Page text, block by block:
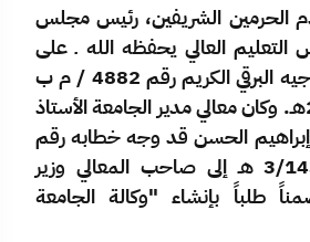
الحرمين الشريفين، رئيس مجلس
التعليم العالي يحفظه الله ـ على
محضر الجلسة بالتوجيه البرقي الكريم رقم 4882 / م ب
وتاريخ 29/5/1430هـ. وكان معالي مدير الجامعة الأستاذ
الحسن قد وجه خطابه رقم
10/1 في 26 /3/1430 هـ إلى صاحب المعالي وزير
طلباً بإنشاء "وكالة الجامعة